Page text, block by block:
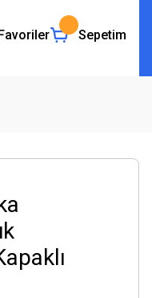
Sepetim